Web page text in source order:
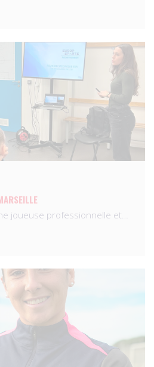
joueuse professionnelle et…